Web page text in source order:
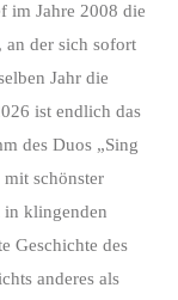
im Jahre 2008 die
an der sich sofort
Jahr die
ist endlich das
des Duos „Sing
schönster
in klingenden
Geschichte des
anderes als